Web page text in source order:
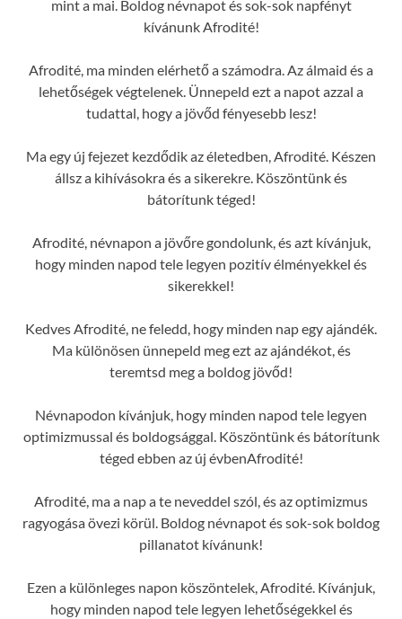
mint a mai. Boldog névnapot és sok-sok napfényt
kívánunk Afrodité!
Afrodité, ma minden elérhető a számodra. Az álmaid és a
lehetőségek végtelenek. Ünnepeld ezt a napot azzal a
tudattal, hogy a jövőd fényesebb lesz!
Ma egy új fejezet kezdődik az életedben, Afrodité. Készen
állsz a kihívásokra és a sikerekre. Köszöntünk és
bátorítunk téged!
Afrodité, névnapon a jövőre gondolunk, és azt kívánjuk,
hogy minden napod tele legyen pozitív élményekkel és
sikerekkel!
Kedves Afrodité, ne feledd, hogy minden nap egy ajándék.
Ma különösen ünnepeld meg ezt az ajándékot, és
teremtsd meg a boldog jövőd!
Névnapodon kívánjuk, hogy minden napod tele legyen
optimizmussal és boldogsággal. Köszöntünk és bátorítunk
téged ebben az új évbenAfrodité!
Afrodité, ma a nap a te neveddel szól, és az optimizmus
ragyogása övezi körül. Boldog névnapot és sok-sok boldog
pillanatot kívánunk!
Ezen a különleges napon köszöntelek, Afrodité. Kívánjuk,
hogy minden napod tele legyen lehetőségekkel és